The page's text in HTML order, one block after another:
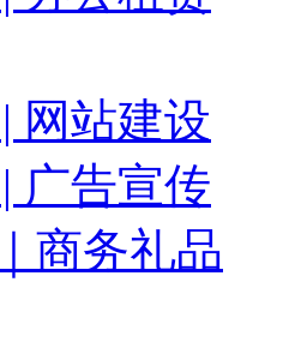
网站建设
广告宣传
商务礼品